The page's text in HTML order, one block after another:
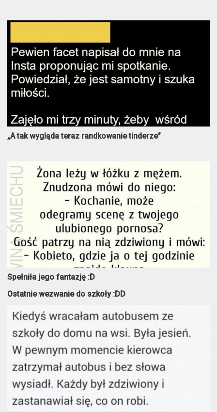
„A tak wygląda teraz randkowanie tinderze”
Spełniła jego fantazję :D
Ostatnie wezwanie do szkoły :DD